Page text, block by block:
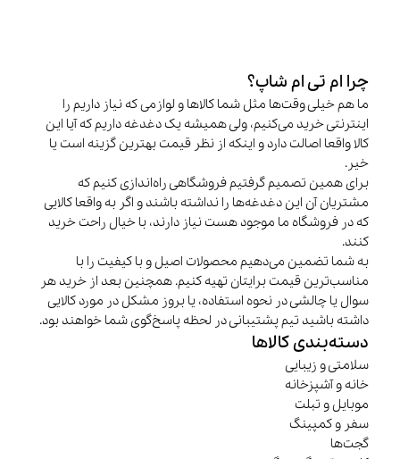
چرا ام تی ام شاپ؟
ما هم خیلی وقت‌ها مثل شما کالاها و لوازمی که نیاز داریم را
اینترنتی خرید می‌کنیم، ولی همیشه یک دغدغه داریم که آیا این
کالا واقعا اصالت دارد و اینکه از نظر قیمت بهترین گزینه است یا
خیر.
برای همین تصمیم گرفتیم فروشگاهی راه‌اندازی کنیم که
مشتریان آن این دغدغه‌ها را نداشته باشند و اگر به واقعا کالایی
که در فروشگاه ما موجود هست نیاز دارند، با خیال راحت خرید
کنند.
به شما تضمین می‌دهیم محصولات اصیل و با کیفیت را با
مناسب‌ترین قیمت برایتان تهیه کنیم. همچنین بعد از خرید هر
سوال یا چالشی در نحوه استفاده، یا بروز مشکل در مورد کالایی
داشته باشید تیم پشتیبانی در لحظه پاسخ‌گوی شما خواهند بود.
دسته‌بندی کالاها
سلامتی و زیبایی
خانه و آشپزخانه
موبایل و تبلت
سفر و کمپینگ
گجت‌ها